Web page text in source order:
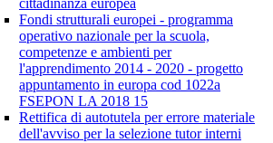
cittadinanza europea
Fondi strutturali europei - programma
operativo nazionale per la scuola,
competenze e ambienti per
l'apprendimento 2014 - 2020 - progetto
appuntamento in europa cod 1022a
FSEPON LA 2018 15
Rettifica di autotutela per errore materiale
dell'avviso per la selezione tutor interni